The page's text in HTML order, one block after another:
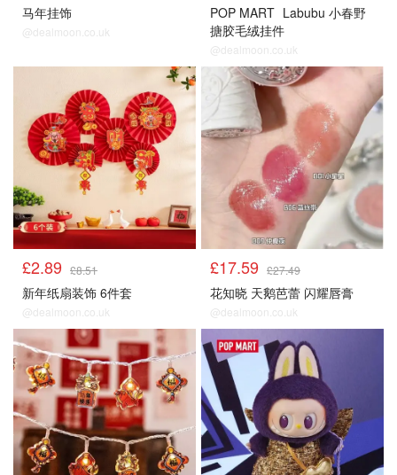
马年挂饰
@dealmoon.co.uk
POP MART Labubu 小春野
搪胶毛绒挂件
@dealmoon.co.uk
£2.89 £8.51
新年纸扇装饰 6件套
@dealmoon.co.uk
£17.59 £27.49
花知晓 天鹅芭蕾 闪耀唇膏
@dealmoon.co.uk